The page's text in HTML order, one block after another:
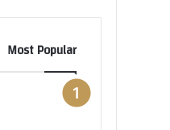
Most Popular